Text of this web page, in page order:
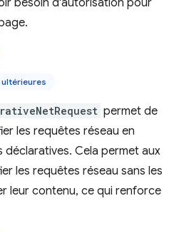
besoin d'autorisation pour
permet de
les requêtes réseau en
déclaratives. Cela permet aux
les requêtes réseau sans les
leur contenu, ce qui renforce